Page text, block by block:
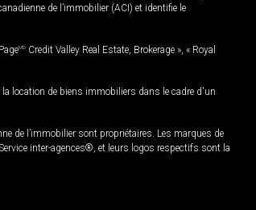
de l’immobilier (ACI) et identifie le
MD Credit Valley Real Estate, Brokerage », « Royal
location de biens immobiliers dans le cadre d'un
de l’immobilier sont propriétaires. Les marques de
inter-agences®, et leurs logos respectifs sont la